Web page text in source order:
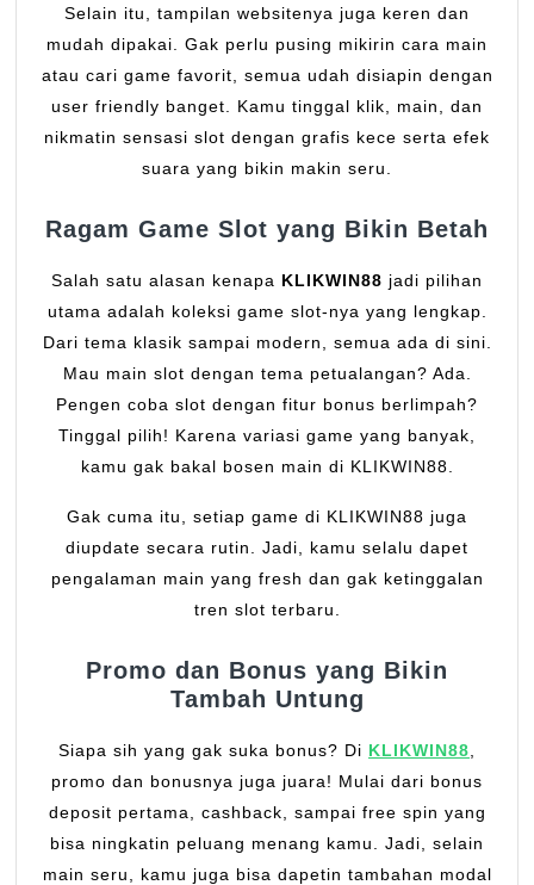
Selain itu, tampilan websitenya juga keren dan
mudah dipakai. Gak perlu pusing mikirin cara main
atau cari game favorit, semua udah disiapin dengan
user friendly banget. Kamu tinggal klik, main, dan
nikmatin sensasi slot dengan grafis kece serta efek
suara yang bikin makin seru.
Ragam Game Slot yang Bikin Betah
Salah satu alasan kenapa KLIKWIN88 jadi pilihan
utama adalah koleksi game slot-nya yang lengkap.
Dari tema klasik sampai modern, semua ada di sini.
Mau main slot dengan tema petualangan? Ada.
Pengen coba slot dengan fitur bonus berlimpah?
Tinggal pilih! Karena variasi game yang banyak,
kamu gak bakal bosen main di KLIKWIN88.
Gak cuma itu, setiap game di KLIKWIN88 juga
diupdate secara rutin. Jadi, kamu selalu dapet
pengalaman main yang fresh dan gak ketinggalan
tren slot terbaru.
Promo dan Bonus yang Bikin
Tambah Untung
Siapa sih yang gak suka bonus? Di KLIKWIN88
promo dan bonusnya juga juara! Mulai dari bonus
deposit pertama, cashback, sampai free spin yang
bisa ningkatin peluang menang kamu. Jadi, selain
main seru, kamu juga bisa dapetin tambahan modal